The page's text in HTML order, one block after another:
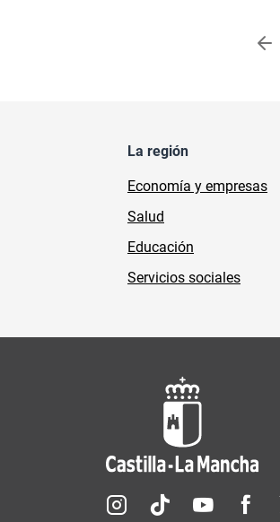
La región
Economía y empresas
Salud
Educación
Servicios sociales
Redes sociales